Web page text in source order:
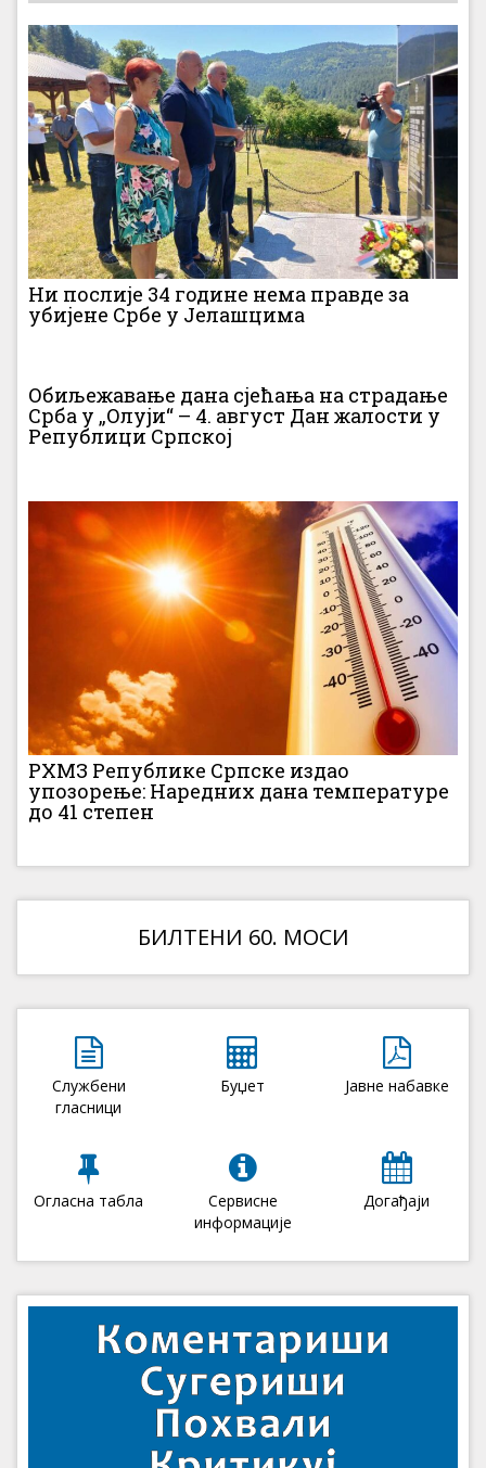
Ни послије 34 године нема правде за
убијене Србе у Јелашцима
Обиљежавање дана сјећања на страдање
Срба у „Олуји“ – 4. август Дан жалости у
Републици Српској
РХМЗ Републике Српске издао
упозорење: Наредних дана температуре
до 41 степен
БИЛТЕНИ 60. МОСИ
Службени
гласници
Буџет Јавне набавке
Огласна табла
Сервисне
информације
Догађаји